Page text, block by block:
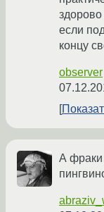
здорово
если
концу
observer
А фраки